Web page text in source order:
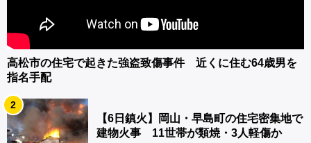
高松市の住宅で起きた強盗致傷事件 近くに住む64歳男を
指名手配
2
【6日鎮火】岡山・早島町の住宅密集地で
建物火事 11世帯が類焼・3人軽傷か